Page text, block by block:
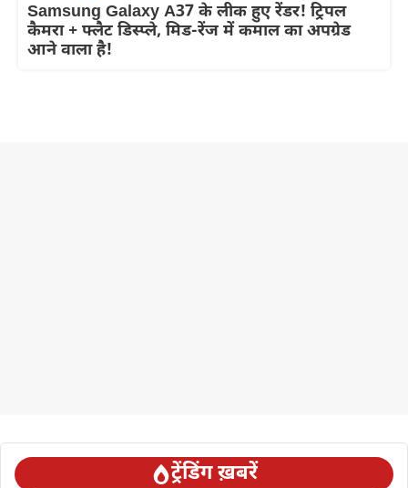
Samsung Galaxy A37 के लीक हुए रेंडर! ट्रिपल
कैमरा + फ्लैट डिस्प्ले, मिड-रेंज में कमाल का अपग्रेड
आने वाला है!
ट्रेंडिंग ख़बरें